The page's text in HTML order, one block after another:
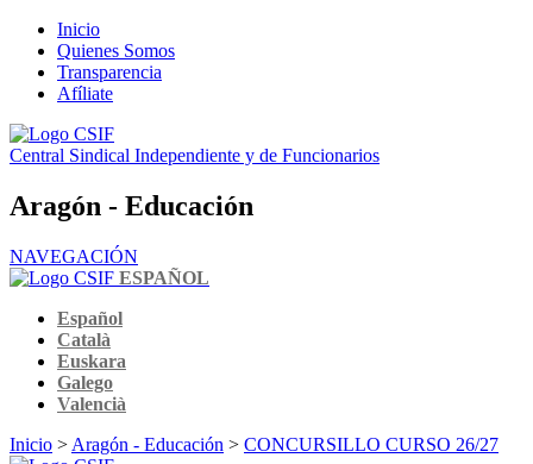
Inicio
Quienes Somos
Transparencia
Afíliate
Central Sindical Independiente y de Funcionarios
Aragón - Educación
NAVEGACIÓN
ESPAÑOL
Español
Català
Euskara
Galego
Valencià
Inicio > Aragón - Educación > CONCURSILLO CURSO 26/27